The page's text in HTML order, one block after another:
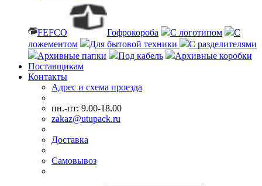
FEFCO Гофрокороба С логотипом
С
ложементом
Для бытовой техники
С разделителями
Архивные папки
Под кабель
Архивные коробки
Поставщикам
Контакты
Адрес и схема проезда
пн.-пт: 9.00-18.00
zakaz@utupack.ru
Доставка
Самовывоз